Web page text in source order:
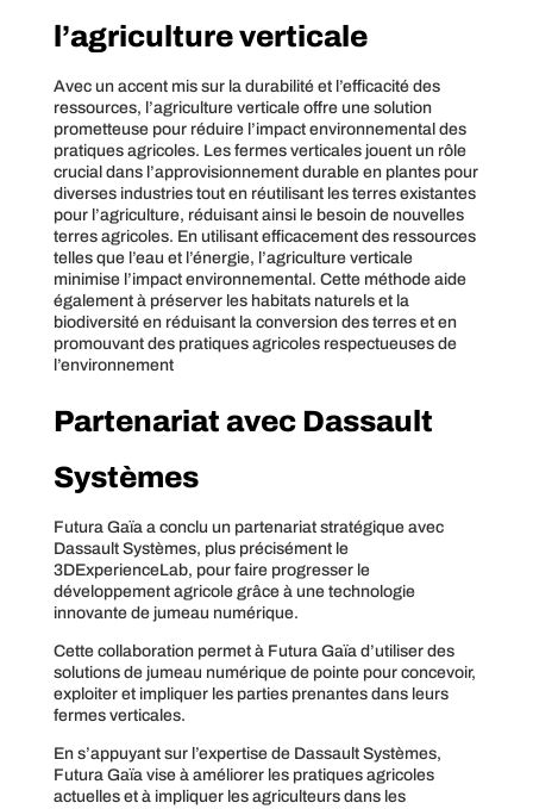
l’agriculture verticale
Avec un accent mis sur la durabilité et l’efficacité des
ressources, l’agriculture verticale offre une solution
prometteuse pour réduire l’impact environnemental des
pratiques agricoles. Les fermes verticales jouent un rôle
crucial dans l’approvisionnement durable en plantes pour
diverses industries tout en réutilisant les terres existantes
pour l’agriculture, réduisant ainsi le besoin de nouvelles
terres agricoles. En utilisant efficacement des ressources
telles que l’eau et l’énergie, l’agriculture verticale
minimise l’impact environnemental. Cette méthode aide
également à préserver les habitats naturels et la
biodiversité en réduisant la conversion des terres et en
promouvant des pratiques agricoles respectueuses de
l’environnement
Partenariat avec Dassault
Systèmes
Futura Gaïa a conclu un partenariat stratégique avec
Dassault Systèmes, plus précisément le
3DExperienceLab, pour faire progresser le
développement agricole grâce à une technologie
innovante de jumeau numérique.
Cette collaboration permet à Futura Gaïa d’utiliser des
solutions de jumeau numérique de pointe pour concevoir,
exploiter et impliquer les parties prenantes dans leurs
fermes verticales.
En s’appuyant sur l’expertise de Dassault Systèmes,
Futura Gaïa vise à améliorer les pratiques agricoles
actuelles et à impliquer les agriculteurs dans les